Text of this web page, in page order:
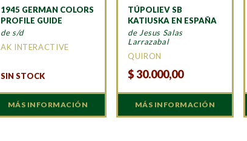
1945 GERMAN COLORS
PROFILE GUIDE
de s/d
AK INTERACTIVE
SIN STOCK
MÁS INFORMACIÓN
TÚPOLIEV SB
KATIUSKA EN ESPAÑA
de Jesus Salas
Larrazabal
QUIRON
$30.000,00
MÁS INFORMACIÓN